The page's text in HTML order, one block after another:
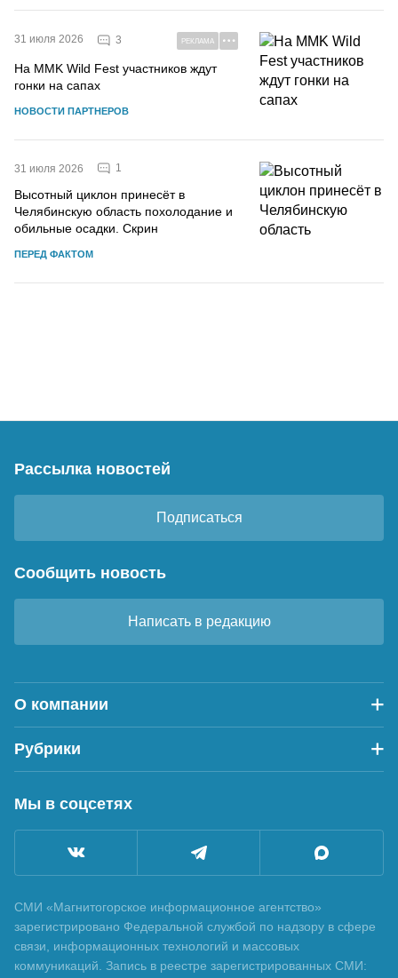
31 июля 2026 3 РЕКЛАМА
На MMK Wild Fest участников ждут
гонки на сапах
НОВОСТИ ПАРТНЕРОВ
31 июля 2026 1
Высотный циклон принесёт в
Челябинскую область похолодание и
обильные осадки. Скрин
ПЕРЕД ФАКТОМ
Рассылка новостей
Подписаться
Сообщить новость
Написать в редакцию
О компании
Рубрики
Мы в соцсетях
СМИ «Магнитогорское информационное агентство»
зарегистрировано Федеральной службой по надзору в сфере
связи, информационных технологий и массовых
коммуникаций. Запись в реестре зарегистрированных СМИ: